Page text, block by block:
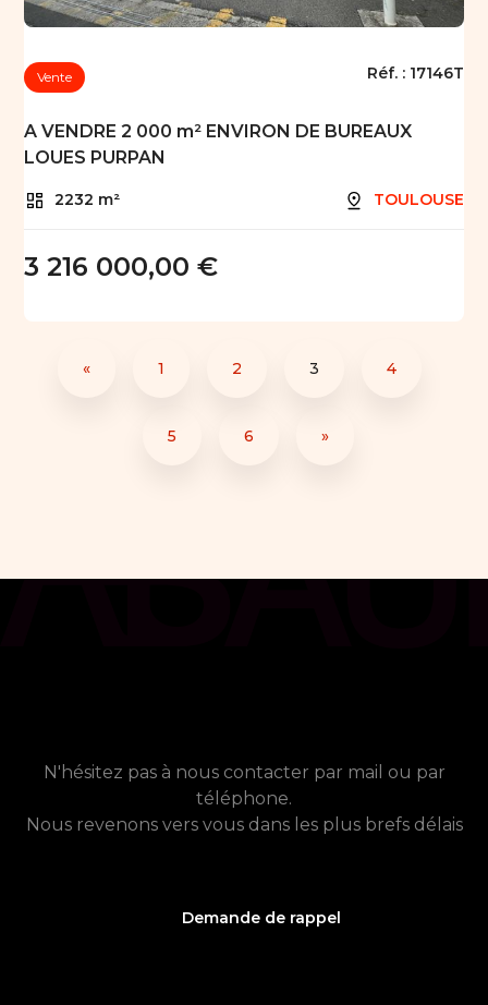
Vente Réf. : 17146T
A VENDRE 2 000 m² ENVIRON DE BUREAUX
LOUES PURPAN
2232 m² TOULOUSE
3 216 000,00 €
« 1 2 3 4
5 6 »
N'hésitez pas à nous contacter par mail ou par
téléphone.
Nous revenons vers vous dans les plus brefs délais
Demande de rappel